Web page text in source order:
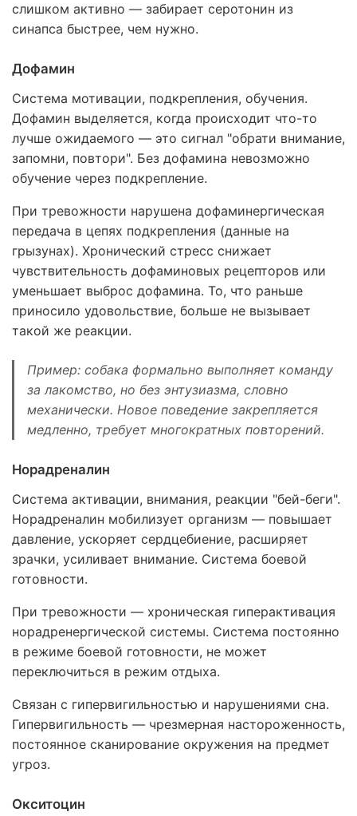
слишком активно — забирает серотонин из
синапса быстрее, чем нужно.
Дофамин
Система мотивации, подкрепления, обучения.
Дофамин выделяется, когда происходит что-то
лучше ожидаемого — это сигнал "обрати внимание,
запомни, повтори". Без дофамина невозможно
обучение через подкрепление.
При тревожности нарушена дофаминергическая
передача в цепях подкрепления (данные на
грызунах). Хронический стресс снижает
чувствительность дофаминовых рецепторов или
уменьшает выброс дофамина. То, что раньше
приносило удовольствие, больше не вызывает
такой же реакции.
Пример: собака формально выполняет команду
за лакомство, но без энтузиазма, словно
механически. Новое поведение закрепляется
медленно, требует многократных повторений.
Норадреналин
Система активации, внимания, реакции "бей-беги".
Норадреналин мобилизует организм — повышает
давление, ускоряет сердцебиение, расширяет
зрачки, усиливает внимание. Система боевой
готовности.
При тревожности — хроническая гиперактивация
норадренергической системы. Система постоянно
в режиме боевой готовности, не может
переключиться в режим отдыха.
Связан с гипервигильностью и нарушениями сна.
Гипервигильность — чрезмерная настороженность,
постоянное сканирование окружения на предмет
угроз.
Окситоцин